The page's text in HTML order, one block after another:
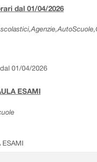
dal 01/04/2026
01/04/2026
ESAMI
ESAMI